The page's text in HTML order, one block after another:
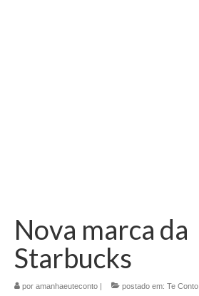
Nova marca da
Starbucks
por amanhaeuteconto | postado em: Te Conto